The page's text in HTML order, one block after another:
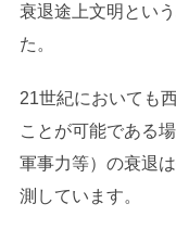
衰退途上文明とい
た。
21世紀においても
ことが可能である
軍事力等）の衰退
測しています。